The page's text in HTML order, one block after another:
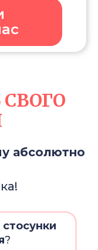
абсолютно
стосунки
?